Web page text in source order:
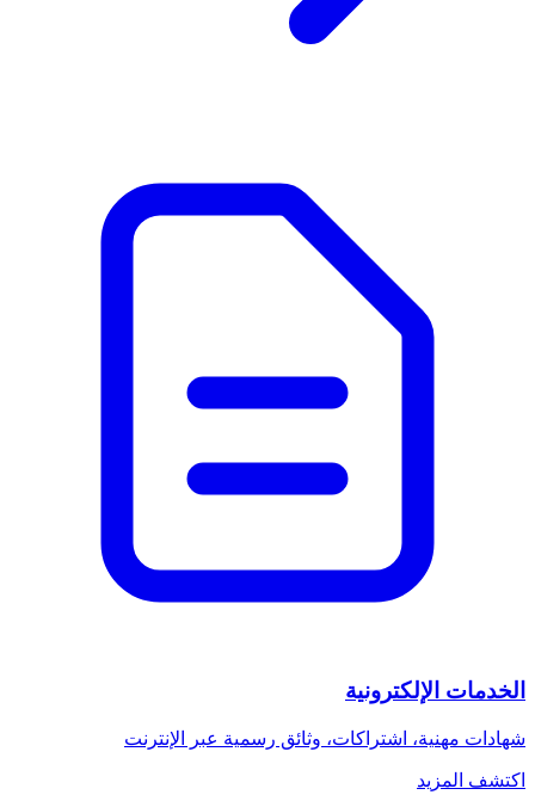
الخدمات الإلكترونية
شهادات مهنية، اشتراكات، وثائق رسمية عبر الإنترنت
اكتشف المزيد